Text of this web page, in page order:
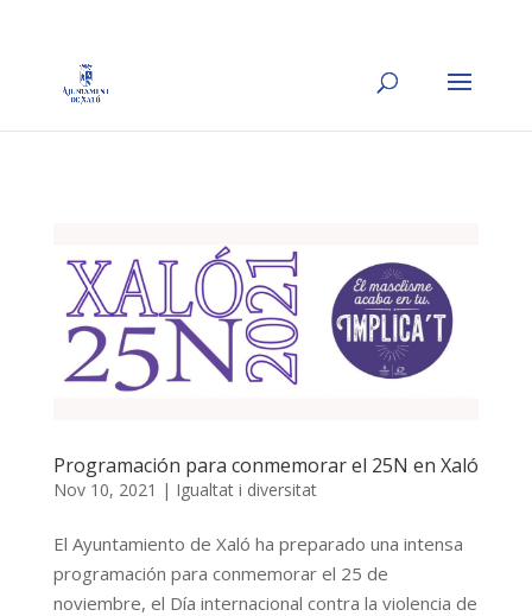
Programación para conmemorar el 25N en Xaló
Nov 10, 2021 | Igualtat i diversitat
El Ayuntamiento de Xaló ha preparado una intensa
programación para conmemorar el 25 de
noviembre, el Día internacional contra la violencia de